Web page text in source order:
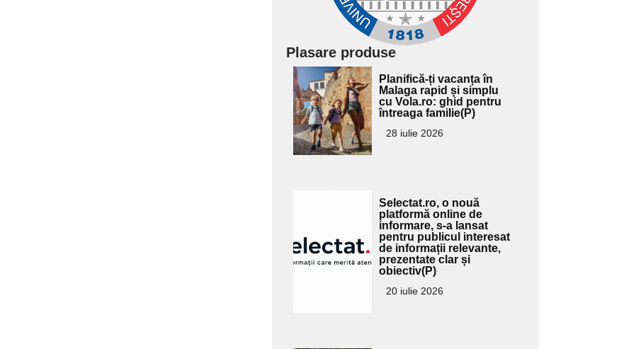
Plasare produse
Adaugă
aici textul
pentru
subtitlu
Planifică-ți vacanța în
Malaga rapid și simplu
cu Vola.ro: ghid pentru
întreaga familie(P)
28 iulie 2026
subtitlu
Selectat.ro, o nouă
platformă online de
informare, s-a lansat
pentru publicul interesat
de informații relevante,
prezentate clar și
obiectiv(P)
20 iulie 2026